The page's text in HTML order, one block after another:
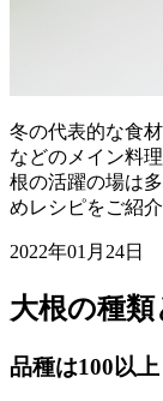
冬の代表的な食
などのメイン料
根の活躍の場は
めレシピをご紹
2022年01月24日
大根の種類
品種は100以上